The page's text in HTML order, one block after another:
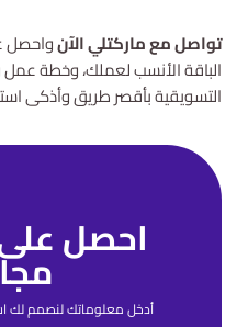
تواصل مع ماركتلي الآنواحصل
الباقة الأنسب لعملك، وخطة
التسويقية بأقصر طريق وأذكى
احصل
أدخل معلوماتك لنصمم لك